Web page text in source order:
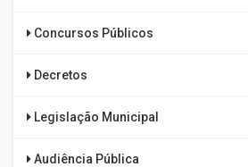
Concursos Públicos
Decretos
Legislação Municipal
Audiência Pública